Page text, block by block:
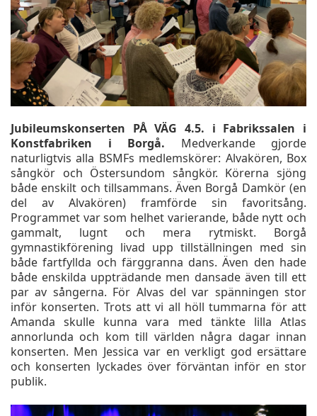
Jubileumskonserten PÅ VÄG 4.5. i Fabrikssalen i
Konstfabriken i Borgå. Medverkande gjorde
naturligtvis alla BSMFs medlemskörer: Alvakören, Box
sångkör och Östersundom sångkör. Körerna sjöng
både enskilt och tillsammans. Även Borgå Damkör (en
del av Alvakören) framförde sin favoritsång.
Programmet var som helhet varierande, både nytt och
gammalt, lugnt och mera rytmiskt. Borgå
gymnastikförening livad upp tillställningen med sin
både fartfyllda och färggranna dans. Även den hade
både enskilda uppträdande men dansade även till ett
par av sångerna. För Alvas del var spänningen stor
inför konserten. Trots att vi all höll tummarna för att
Amanda skulle kunna vara med tänkte lilla Atlas
annorlunda och kom till världen några dagar innan
konserten. Men Jessica var en verkligt god ersättare
och konserten lyckades över förväntan inför en stor
publik.